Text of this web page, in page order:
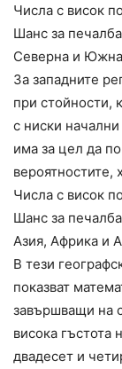
Числа с висок
Шанс за
Северна и
За западните
при стойности,
с ниски
има за цел да
вероятностите,
Числа с висок
Шанс за
Азия, Африка и
В тези
показват
завършващи на
висока гъстота
двадесет и